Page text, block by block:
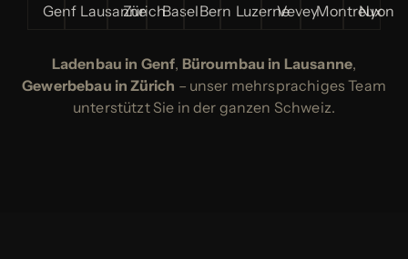
Genf Lausanne
ZürichBaselBern LuzerneVeveyMontreux
Nyon
Ladenbau in Genf, Büroumbau in Lausanne,
Gewerbebau in Zürich – unser mehrsprachiges Team
unterstützt Sie in der ganzen Schweiz.